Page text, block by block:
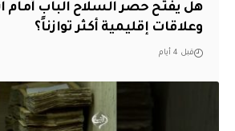
هل يفتح حصر السلاح الباب أمام
وعلاقات إقليمية أكثر توازناً؟
قبل 4 أيام